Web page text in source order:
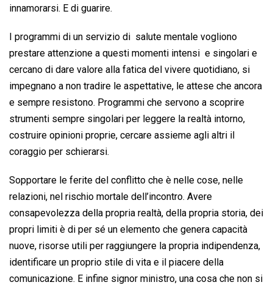
innamorarsi. E di guarire.
I programmi di un servizio di salute mentale vogliono
prestare attenzione a questi momenti intensi e singolari e
cercano di dare valore alla fatica del vivere quotidiano, si
impegnano a non tradire le aspettative, le attese che ancora
e sempre resistono. Programmi che servono a scoprire
strumenti sempre singolari per leggere la realtà intorno,
costruire opinioni proprie, cercare assieme agli altri il
coraggio per schierarsi.
Sopportare le ferite del conflitto che è nelle cose, nelle
relazioni, nel rischio mortale dell’incontro. Avere
consapevolezza della propria realtà, della propria storia, dei
propri limiti è di per sé un elemento che genera capacità
nuove, risorse utili per raggiungere la propria indipendenza,
identificare un proprio stile di vita e il piacere della
comunicazione. E infine signor ministro, una cosa che non si